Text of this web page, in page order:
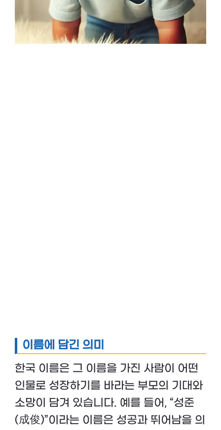
이름에 담긴 의미
한국 이름은 그 이름을 가진 사람이 어떤
인물로 성장하기를 바라는 부모의 기대와
소망이 담겨 있습니다. 예를 들어, “성준
(成俊)”이라는 이름은 성공과 뛰어남을 의